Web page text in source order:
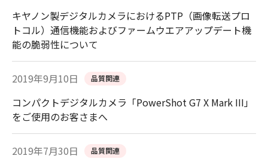
キヤノン製デジタルカメラにおけるPTP（画像転送プロ
トコル）通信機能およびファームウエアアップデート機
能の脆弱性について
2019年9月10日 品質関連
コンパクトデジタルカメラ「PowerShot G7 X Mark III」
をご使用のお客さまへ
2019年7月30日 品質関連